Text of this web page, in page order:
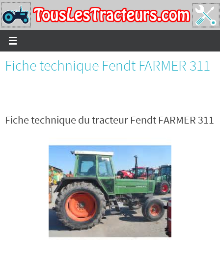
Passer
vers
le
contenu
Fiche technique Fendt FARMER 311
Fiche technique du tracteur Fendt FARMER 311